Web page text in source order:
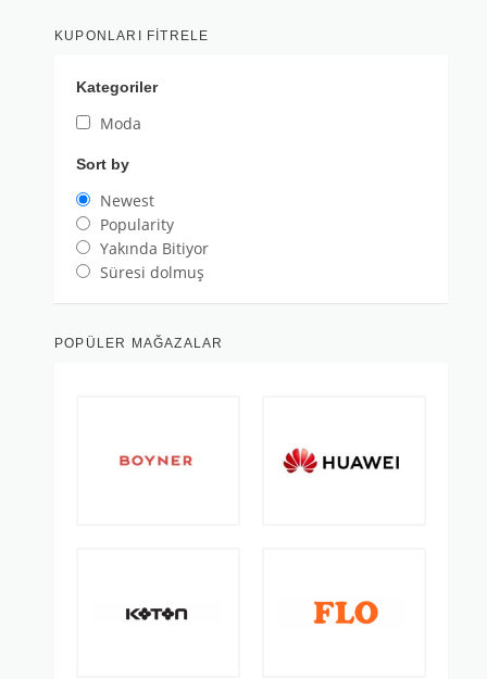
KUPONLARI FITRELE
Kategoriler
Moda
Sort by
Newest
Popularity
Yakında Bitiyor
Süresi dolmuş
POPÜLER MAĞAZALAR